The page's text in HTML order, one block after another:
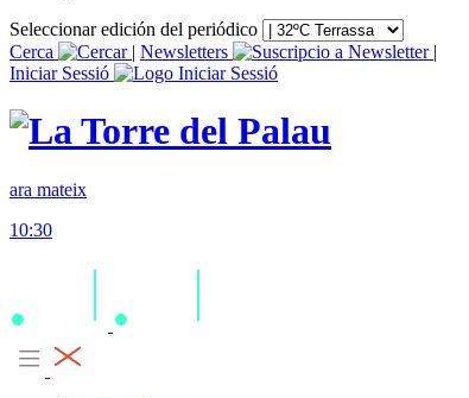
Seleccionar edición del periódico
Cerca
| Newsletters
|
Iniciar Sessió
ara mateix
10:30